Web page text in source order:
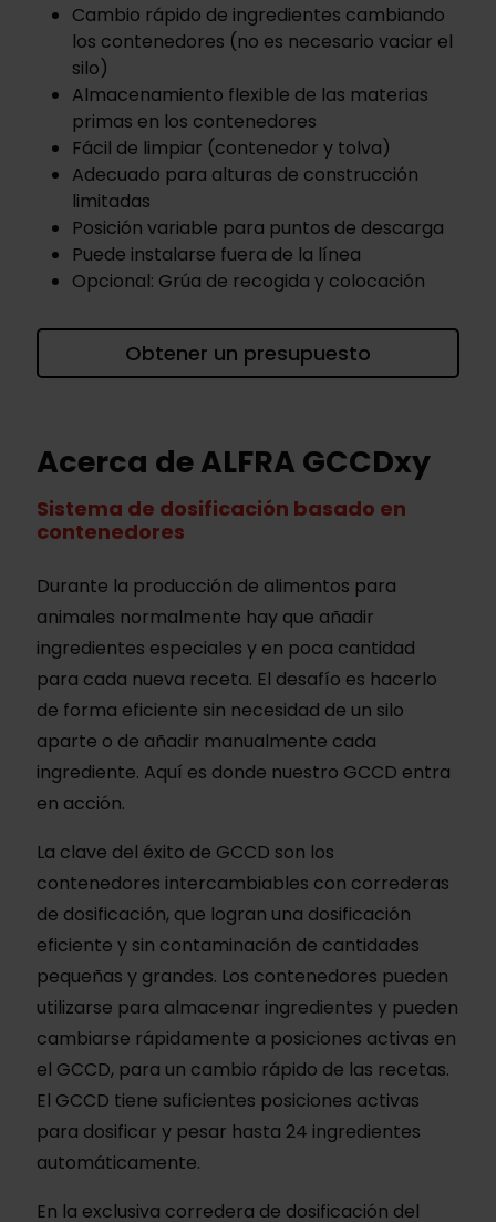
Cambio rápido de ingredientes cambiando
los contenedores (no es necesario vaciar el
silo)
Almacenamiento flexible de las materias
primas en los contenedores
Fácil de limpiar (contenedor y tolva)
Adecuado para alturas de construcción
limitadas
Posición variable para puntos de descarga
Puede instalarse fuera de la línea
Opcional: Grúa de recogida y colocación
Obtener un presupuesto
Acerca de ALFRA GCCDxy
Sistema de dosificación basado en
contenedores
Durante la producción de alimentos para
animales normalmente hay que añadir
ingredientes especiales y en poca cantidad
para cada nueva receta. El desafío es hacerlo
de forma eficiente sin necesidad de un silo
aparte o de añadir manualmente cada
ingrediente. Aquí es donde nuestro GCCD entra
en acción.
La clave del éxito de GCCD son los
contenedores intercambiables con correderas
de dosificación, que logran una dosificación
eficiente y sin contaminación de cantidades
pequeñas y grandes. Los contenedores pueden
utilizarse para almacenar ingredientes y pueden
cambiarse rápidamente a posiciones activas en
el GCCD, para un cambio rápido de las recetas.
El GCCD tiene suficientes posiciones activas
para dosificar y pesar hasta 24 ingredientes
automáticamente.
En la exclusiva corredera de dosificación del